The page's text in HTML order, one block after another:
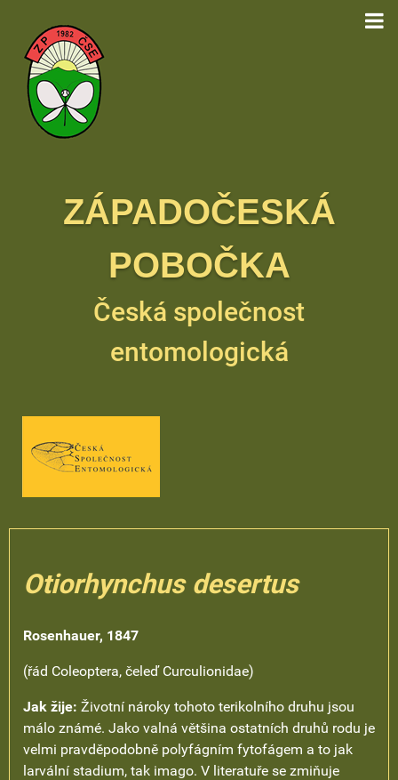
ZÁPADOČESKÁ
POBOČKA
Česká společnost
entomologická
Otiorhynchus desertus
Rosenhauer, 1847
(řád Coleoptera, čeleď Curculionidae)
Jak žije: Životní nároky tohoto terikolního druhu jsou
málo známé. Jako valná většina ostatních druhů rodu je
velmi pravděpodobně polyfágním fytofágem a to jak
larvální stadium, tak imago. V literatuře se zmiňuje